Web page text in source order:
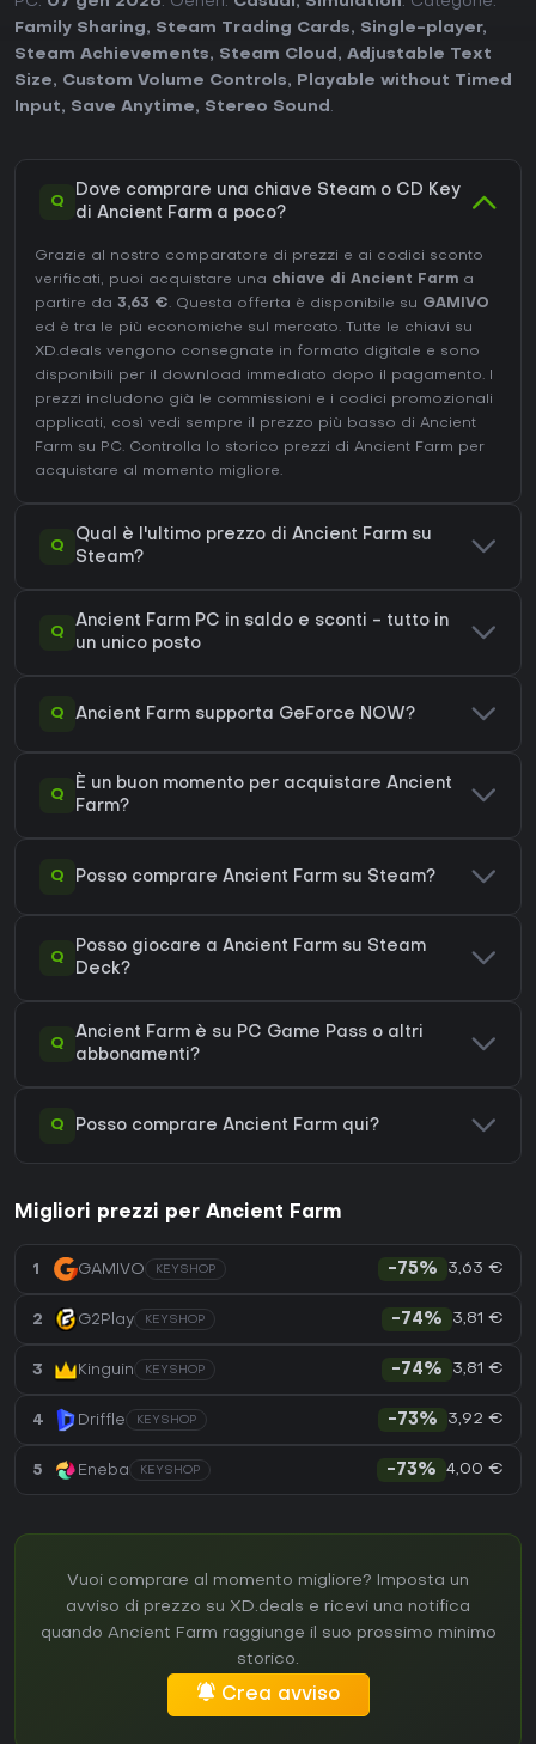
Family Sharing, Steam Trading Cards, Single-player,
Steam Achievements, Steam Cloud , Adjustable Text
Size, Custom Volume Controls,
Playable without Timed
Input, Save Anytime, Stereo Sound .
Q
Dove comprare una chiave Steam o CD Key
di Ancient Farm a poco?
Grazie al nostro comparatore di prezzi e ai codici sconto
verificati, puoi acquistare una chiave di Ancient Farm a
partire da 3,63 €. Questa offerta è disponibile su GAMIVO
ed è tra le più economiche sul mercato. Tutte le chiavi su
XD.deals vengono consegnate in formato digitale e sono
disponibili per il download immediato dopo il pagamento. I
prezzi includono già le commissioni e i codici promozionali
applicati, così vedi sempre il prezzo più basso di Ancient
Farm su PC. Controlla lo storico prezzi di Ancient Farm per
acquistare al momento migliore.
Q
Qual è l'ultimo prezzo di Ancient Farm su
Steam?
Q
Ancient Farm PC in saldo e sconti - tutto in
un unico posto
Q Ancient Farm supporta GeForce NOW?
Q
È un buon momento per acquistare Ancient
Farm?
Q Posso comprare Ancient Farm su Steam?
Q
Posso giocare a Ancient Farm su Steam
Deck?
Q
Ancient Farm è su PC Game Pass o altri
abbonamenti?
Q Posso comprare Ancient Farm qui?
Migliori prezzi per Ancient Farm
1 GAMIVO KEYSHOP -75% 3,63 €
2 G2Play KEYSHOP -74% 3,81 €
3 Kinguin KEYSHOP -74% 3,81 €
4 Driffle KEYSHOP -73% 3,92 €
5 Eneba KEYSHOP -73% 4,00 €
Vuoi comprare al momento migliore? Imposta un
avviso di prezzo su XD.deals e ricevi una notifica
quando Ancient Farm raggiunge il suo prossimo minimo
storico.
Crea avviso